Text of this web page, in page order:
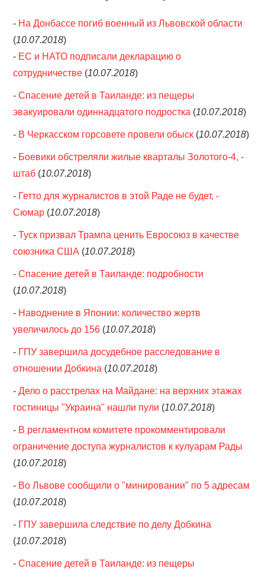
ОБЪЯВЛЕНИЯ
ТРАНСПОРТ
АВТОБАЗАР
КОНТАКТЫ
- На Донбассе погиб военный из Львовской области
(10.07.2018)
- ЕС и НАТО подписали декларацию о
сотрудничестве (10.07.2018)
-Спасение детей в Таиланде: из пещеры
эвакуировали одиннадцатого подростка (10.07.2018)
- В Черкасском горсовете провели обыск (10.07.2018)
- Боевики обстреляли жилые кварталы Золотого-4, -
штаб (10.07.2018)
- Гетто для журналистов в этой Раде не будет, -
Сюмар (10.07.2018)
-Туск призвал Трампа ценить Евросоюз в качестве
союзника США (10.07.2018)
-Спасение детей в Таиланде: подробности
(10.07.2018)
- Наводнение в Японии: количество жертв
увеличилось до 156 (10.07.2018)
- ГПУ завершила досудебное расследование в
отношении Добкина (10.07.2018)
-Дело о расстрелах на Майдане: на верхних этажах
гостиницы "Украина" нашли пули (10.07.2018)
- В регламентном комитете прокомментировали
ограничение доступа журналистов к кулуарам Рады
(10.07.2018)
- Во Львове сообщили о "минировании" по 5 адресам
(10.07.2018)
- ГПУ завершила следствие по делу Добкина
(10.07.2018)
-Спасение детей в Таиланде: из пещеры